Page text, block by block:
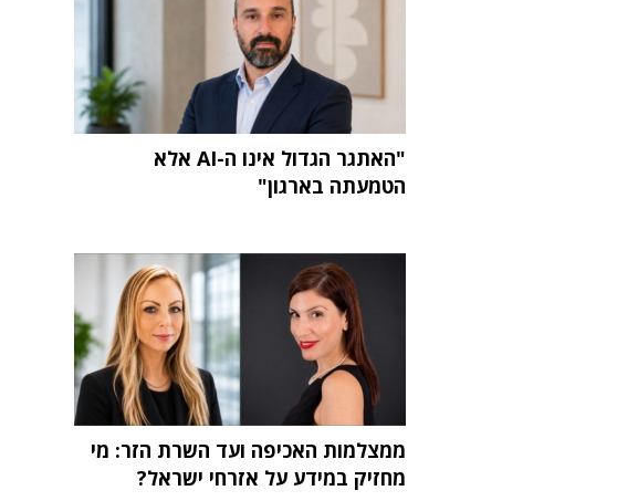
"האתגר הגדול אינו ה-AI אלא
הטמעתה בארגון"
ממצלמות האכיפה ועד השרת הזר: מי
מחזיק במידע על אזרחי ישראל?